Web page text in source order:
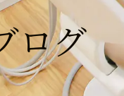
ログ